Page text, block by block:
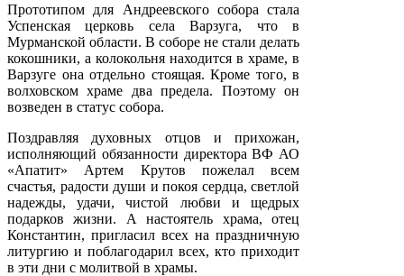
Прототипом для Андреевского собора стала
Успенская церковь села Варзуга, что в
Мурманской области. В соборе не стали делать
кокошники, а колокольня находится в храме, в
Варзуге она отдельно стоящая. Кроме того, в
волховском храме два предела. Поэтому он
возведен в статус собора.
Поздравляя духовных отцов и прихожан,
исполняющий обязанности директора ВФ АО
«Апатит» Артем Крутов пожелал всем
счастья, радости души и покоя сердца, светлой
надежды, удачи, чистой любви и щедрых
подарков жизни. А настоятель храма, отец
Константин, пригласил всех на праздничную
литургию и поблагодарил всех, кто приходит
в эти дни с молитвой в храмы.